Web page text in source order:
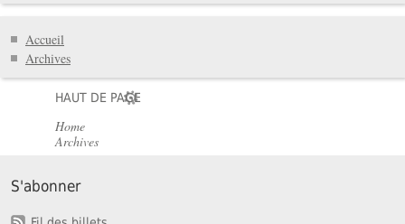
Accueil
Archives
HAUT DE PAGE
Home
Archives
S'abonner